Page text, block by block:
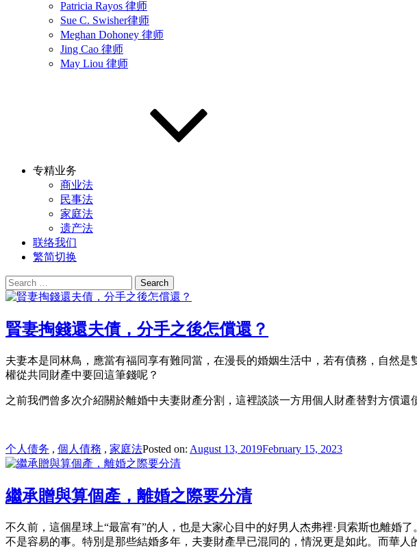
Patricia Rayos 律师
Sue C. Swisher律师
Meghan Dohoney 律师
Jing Cao 律师
May Liou 律师
专精业务
商业法
民事法
家庭法
遗产法
联络我们
繁简切换
Search
for:
賢妻掏錢還夫債，分手之後怎償還？
夫妻本是同林鳥，應當有福同享有難同當，在漫長的婚姻生活中，若有債務，自然
權從共同財產中要回這筆錢呢？
之前我們曾多次介紹關於離婚中夫妻財產分割，這裡談談一方用個人財產替對方償還
个人债务 , 個人債務 , 家庭法Posted on: August 13, 2019February 15, 2023
繼承贈與算個產，離婚之際要分清
不久前，這個星球上“最富有”的人，也是大家心目中的好男人杰弗裡·貝索斯也離婚
不是容易的事。特別是那些結婚多年，夫妻財產早已混同的，情況更是如此。而華